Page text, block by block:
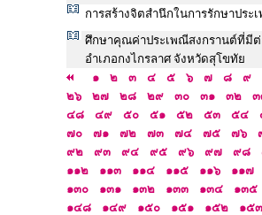
การสร้างจิตสำนึกในการรักษาปร
ศึกษาคุณค่าประเพณีสงกรานต์ที่มี
อำเภอกงไกรลาศ จังหวัดสุโขทัย
๑
๒ ๓ ๔ ๕ ๖ ๗ ๘ ๙
๒๖
๒๗ ๒๘ ๒๙ ๓๐ ๓๑ ๓๒
๔๘
๔๙ ๕๐ ๕๑ ๕๒ ๕๓ ๕๔
๗๐
๗๑ ๗๒ ๗๓ ๗๔ ๗๕ ๗๖
๙๒
๙๓ ๙๔ ๙๕ ๙๖ ๙๗ ๙๘
๑๑๒
๑๑๓ ๑๑๔ ๑๑๕ ๑๑๖ ๑๑๗
๑๓๐
๑๓๑ ๑๓๒ ๑๓๓ ๑๓๔ ๑๓๕
๑๔๘
๑๔๙ ๑๕๐ ๑๕๑ ๑๕๒ ๑๕๓